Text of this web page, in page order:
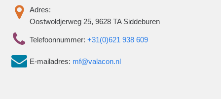
Adres:
Oostwoldjerweg 25, 9628 TA Siddeburen
Telefoonnummer: +31(0)621 938 609
E-mailadres: mf@valacon.nl